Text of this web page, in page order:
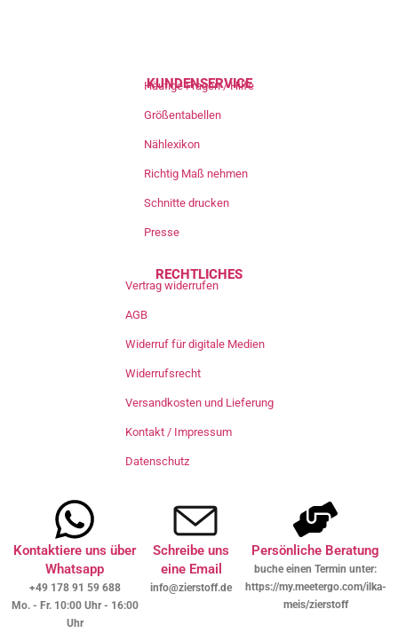
KUNDENSERVICE
Häufige Fragen / Hilfe
Größentabellen
Nählexikon
Richtig Maß nehmen
Schnitte drucken
Presse
RECHTLICHES
Vertrag widerrufen
AGB
Widerruf für digitale Medien
Widerrufsrecht
Versandkosten und Lieferung
Kontakt / Impressum
Datenschutz
Kontaktiere uns über
Whatsapp
+49 178 91 59 688
Mo. - Fr. 10:00 Uhr - 16:00
Uhr
Schreibe uns
eine Email
info@zierstoff.de
Persönliche Beratung
buche einen Termin unter:
https://my.meetergo.com/ilka-
meis/zierstoff